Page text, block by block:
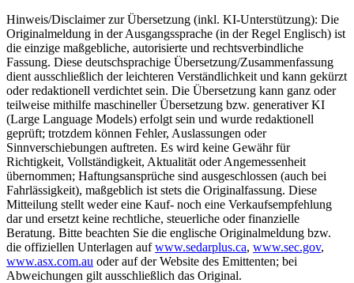
Hinweis/Disclaimer zur Übersetzung (inkl. KI-Unterstützung): Die
Originalmeldung in der Ausgangssprache (in der Regel Englisch) ist
die einzige maßgebliche, autorisierte und rechtsverbindliche
Fassung. Diese deutschsprachige Übersetzung/Zusammenfassung
dient ausschließlich der leichteren Verständlichkeit und kann gekürzt
oder redaktionell verdichtet sein. Die Übersetzung kann ganz oder
teilweise mithilfe maschineller Übersetzung bzw. generativer KI
(Large Language Models) erfolgt sein und wurde redaktionell
geprüft; trotzdem können Fehler, Auslassungen oder
Sinnverschiebungen auftreten. Es wird keine Gewähr für
Richtigkeit, Vollständigkeit, Aktualität oder Angemessenheit
übernommen; Haftungsansprüche sind ausgeschlossen (auch bei
Fahrlässigkeit), maßgeblich ist stets die Originalfassung. Diese
Mitteilung stellt weder eine Kauf- noch eine Verkaufsempfehlung
dar und ersetzt keine rechtliche, steuerliche oder finanzielle
Beratung. Bitte beachten Sie die englische Originalmeldung bzw.
die offiziellen Unterlagen aufwww.sedarplus.ca, www.sec.gov,
www.asx.com.au oder auf der Website des Emittenten; bei
Abweichungen gilt ausschließlich das Original.